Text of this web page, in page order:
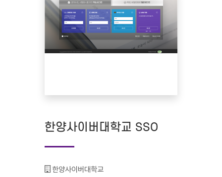
한양사이버대학교 SSO
기관명 :
한양사이버대학교